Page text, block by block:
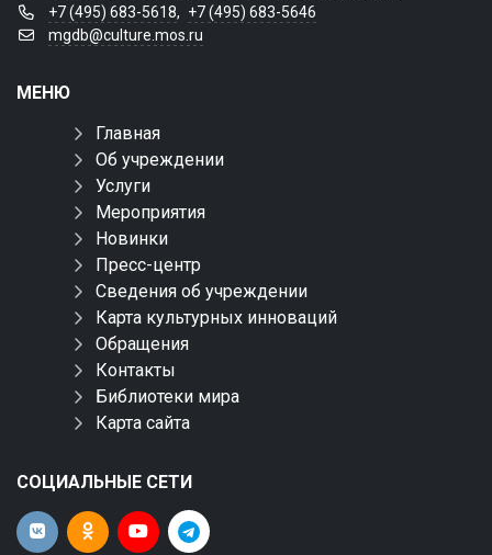
+7 (495) 683-5618, +7 (495) 683-5646
mgdb@culture.mos.ru
МЕНЮ
Главная
Об учреждении
Услуги
Мероприятия
Новинки
Пресс-центр
Сведения об учреждении
Карта культурных инноваций
Обращения
Контакты
Библиотеки мира
Карта сайта
СОЦИАЛЬНЫЕ СЕТИ